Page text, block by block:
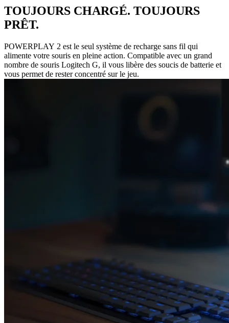
TOUJOURS CHARGÉ. TOUJOURS
PRÊT.
POWERPLAY 2 est le seul système de recharge sans fil qui
alimente votre souris en pleine action. Compatible avec un grand
nombre de souris Logitech G, il vous libère des soucis de batterie et
vous permet de rester concentré sur le jeu.